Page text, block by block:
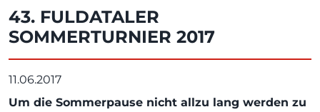
43. FULDATALER
SOMMERTURNIER 2017
11.06.2017
Um die Sommerpause nicht allzu lang werden zu